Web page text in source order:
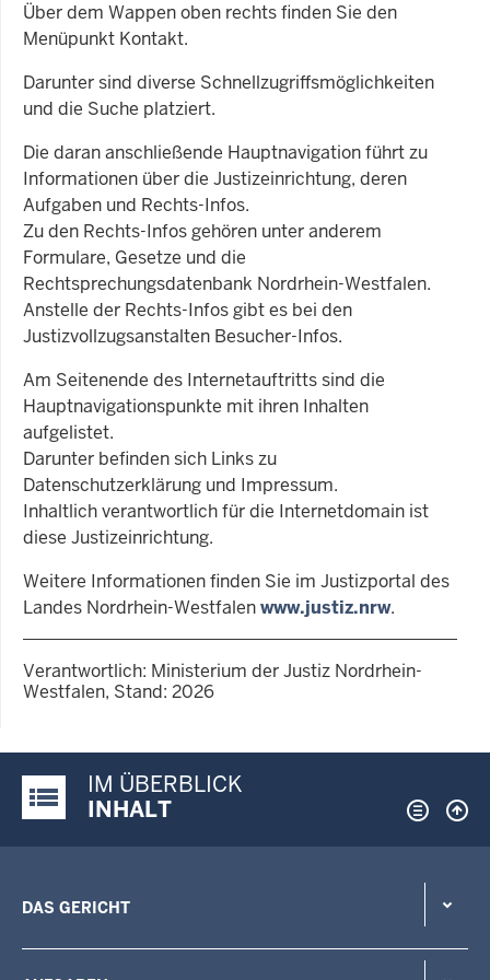
Über dem Wappen oben rechts finden Sie den
Menüpunkt Kontakt.
Darunter sind diverse Schnellzugriffsmöglichkeiten
und die Suche platziert.
Die daran anschließende Hauptnavigation führt zu
Informationen über die Justizeinrichtung, deren
Aufgaben und Rechts-Infos.
Zu den Rechts-Infos gehören unter anderem
Formulare, Gesetze und die
Rechtsprechungsdatenbank Nordrhein-Westfalen.
Anstelle der Rechts-Infos gibt es bei den
Justizvollzugsanstalten Besucher-Infos.
Am Seitenende des Internetauftritts sind die
Hauptnavigationspunkte mit ihren Inhalten
aufgelistet.
Darunter befinden sich Links zu
Datenschutzerklärung und Impressum.
Inhaltlich verantwortlich für die Internetdomain ist
diese Justizeinrichtung.
Weitere Informationen finden Sie im Justizportal des
Landes Nordrhein-Westfalenwww.justiz.nrw.
Verantwortlich: Ministerium der Justiz Nordrhein-
Westfalen, Stand: 2026
Justiz-Portal im Überblick:
IM ÜBERBLICK
INHALT
DAS GERICHT